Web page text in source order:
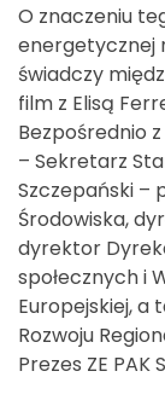
O znaczeniu
energetycznej
świadczy
film z Elisą
Bezpośrednio
– Sekretarz
Szczepański –
Środowiska,
dyrektor
społecznych i
Europejskiej, a
Rozwoju
Prezes ZE PAK